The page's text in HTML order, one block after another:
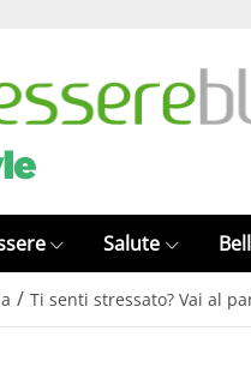
Salute
/ Ti senti stressato? Vai al